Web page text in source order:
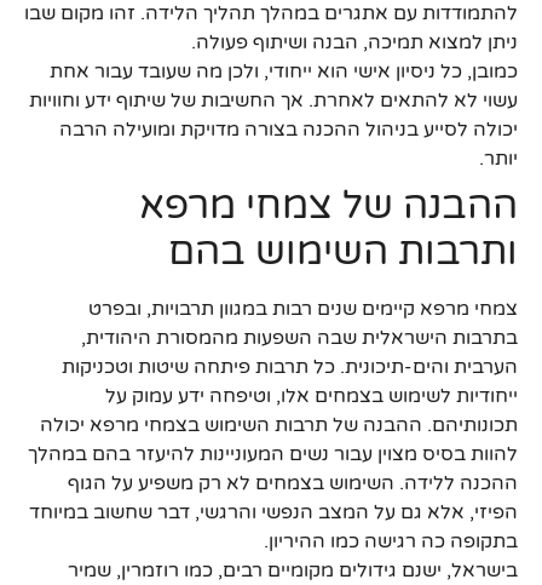
להתמודדות עם אתגרים במהלך תהליך הלידה. זהו מקום שבו
ניתן למצוא תמיכה, הבנה ושיתוף פעולה.
כמובן, כל ניסיון אישי הוא ייחודי, ולכן מה שעובד עבור אחת
עשוי לא להתאים לאחרת. אך החשיבות של שיתוף ידע וחוויות
יכולה לסייע בניהול ההכנה בצורה מדויקת ומועילה הרבה
יותר.
ההבנה של צמחי מרפא
ותרבות השימוש בהם
צמחי מרפא קיימים שנים רבות במגוון תרבויות, ובפרט
בתרבות הישראלית שבה השפעות מהמסורת היהודית,
הערבית והים-תיכונית. כל תרבות פיתחה שיטות וטכניקות
ייחודיות לשימוש בצמחים אלו, וטיפחה ידע עמוק על
תכונותיהם. ההבנה של תרבות השימוש בצמחי מרפא יכולה
להוות בסיס מצוין עבור נשים המעוניינות להיעזר בהם במהלך
ההכנה ללידה. השימוש בצמחים לא רק משפיע על הגוף
הפיזי, אלא גם על המצב הנפשי והרגשי, דבר שחשוב במיוחד
בתקופה כה רגישה כמו ההיריון.
בישראל, ישנם גידולים מקומיים רבים, כמו רוזמרין, שמיר